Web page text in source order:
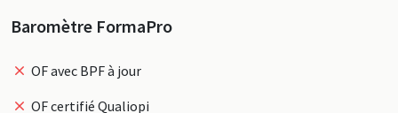
Baromètre FormaPro
OF avec BPF à jour
OF certifié Qualiopi